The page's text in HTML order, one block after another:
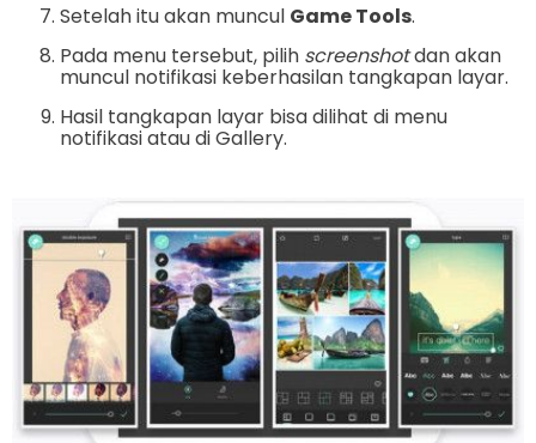
Setelah itu akan muncul Game Tools.
Pada menu tersebut, pilih screenshotdan akan
muncul notifikasi keberhasilan tangkapan layar.
Hasil tangkapan layar bisa dilihat di menu
notifikasi atau di Gallery.